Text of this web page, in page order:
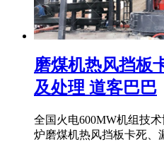
磨煤机热风挡板
及处理 道客巴巴
全国火电600MW机组技
炉磨煤机热风挡板卡死、